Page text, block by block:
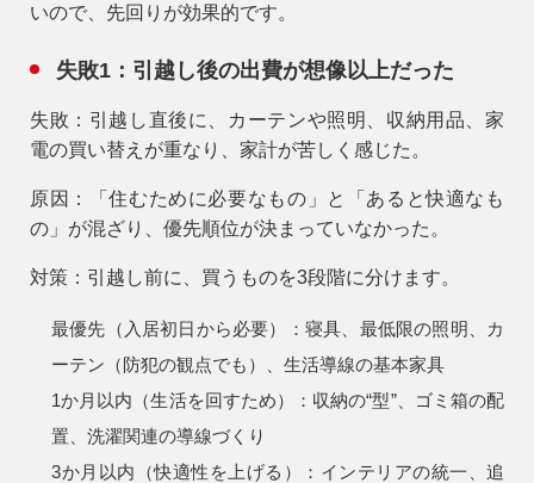
いので、先回りが効果的です。
失敗1：引越し後の出費が想像以上だった
失敗： 引越し直後に、カーテンや照明、収納用品、家
電の買い替えが重なり、家計が苦しく感じた。
原因：
「住むために必要なもの」と「あると快適なも
の」が混ざり、優先順位が決まっていなかった。
対策： 引越し前に、買うものを3段階に分けます。
最優先（入居初日から必要）： 寝具、最低限の照明、カ
ーテン（防犯の観点でも）、生活導線の基本家具
1か月以内（生活を回すため）： 収納の“型”、ゴミ箱の配
置、洗濯関連の導線づくり
3か月以内（快適性を上げる）： インテリアの統一、追